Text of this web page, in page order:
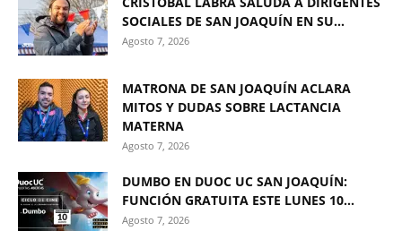
SOCIALES DE SAN JOAQUÍN EN SU...
Agosto 7, 2026
MATRONA DE SAN JOAQUÍN ACLARA
MITOS Y DUDAS SOBRE LACTANCIA
MATERNA
Agosto 7, 2026
DUMBO EN DUOC UC SAN JOAQUÍN:
FUNCIÓN GRATUITA ESTE LUNES 10...
Agosto 7, 2026